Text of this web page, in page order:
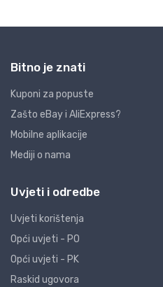
Bitno je znati
Kuponi za popuste
Zašto eBay i AliExpress?
Mobilne aplikacije
Mediji o nama
Uvjeti i odredbe
Uvjeti korištenja
Opći uvjeti - PO
Opći uvjeti - PK
Raskid ugovora